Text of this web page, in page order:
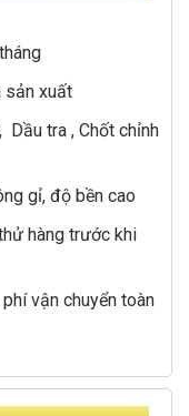
sản xuất
Dầu tra , Chốt chỉnh
gỉ, độ bền cao
hàng trước khi
vận chuyển toàn